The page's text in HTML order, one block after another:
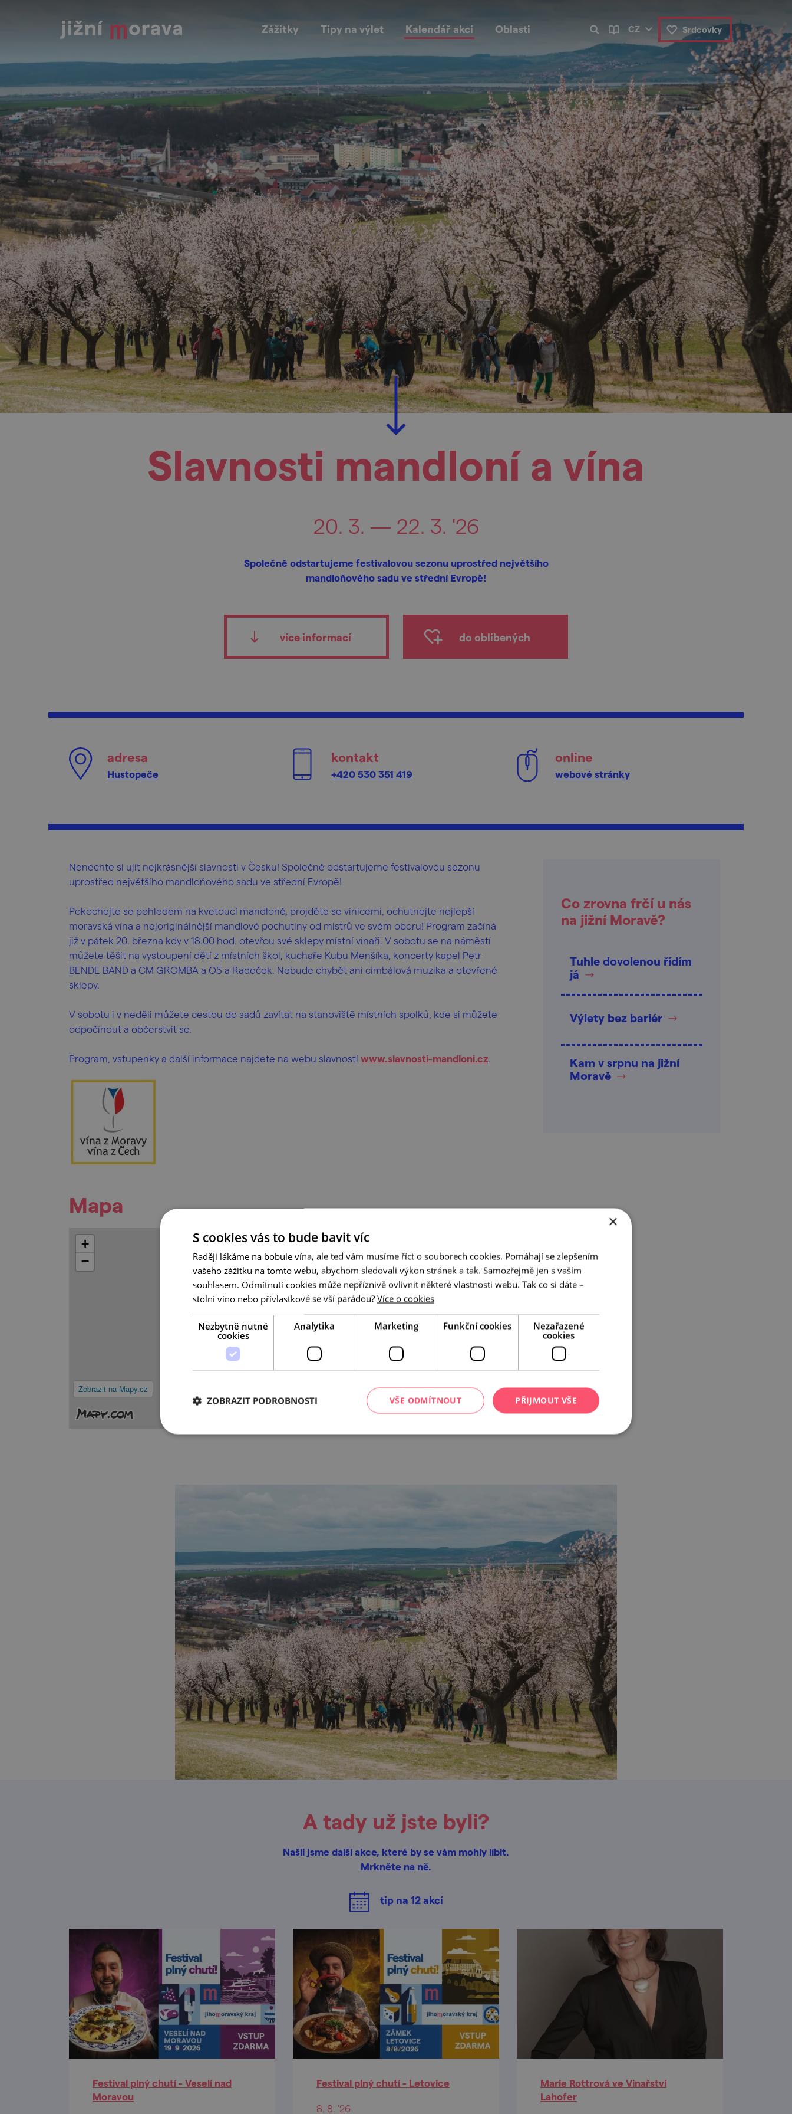
Zážitky Tipy na výlet Kalendář akcí Oblasti CZ Srdcovky
Slavnosti mandloní a vína
20. 3. — 22. 3. '26
Společně odstartujeme festivalovou sezonu uprostřed největšího
mandloňového sadu ve střední Evropě!
více informací do oblíbených
adresa
Hustopeče
kontakt
+420 530 351 419
online
webové stránky
Nenechte si ujít nejkrásnější slavnosti v Česku! Společně odstartujeme festivalovou sezonu
uprostřed největšího mandloňového sadu ve střední Evropě!
Pokochejte se pohledem na kvetoucí mandloně, projděte se vinicemi, ochutnejte nejlepší
moravská vína a nejoriginálnější mandlové pochutiny od mistrů ve svém oboru! Program začíná
již v pátek 20. března kdy v 18.00 hod. otevřou své sklepy místní vinaři. V sobotu se na náměstí
můžete těšit na vystoupení dětí z místních škol, kuchaře Kubu Menšíka, koncerty kapel Petr
BENDE BAND a CM GROMBA a O5 a Radeček. Nebude chybět ani cimbálová muzika a otevřené
sklepy.
V sobotu i v neděli můžete cestou do sadů zavítat na stanoviště místních spolků, kde si můžete
odpočinout a občerstvit se.
Program, vstupenky a další informace najdete na webu slavností www.slavnosti-mandloni.cz.
Mapa
Zobrazit na Mapy.cz
+
−
Co zrovna frčí u nás
na jižní Moravě?
Tuhle dovolenou řídím
já
Výlety bez bariér
Kam v srpnu na jižní
Moravě
A tady už jste byli?
Našli jsme další akce, které by se vám mohly líbit.
Mrkněte na ně.
tip na 12akcí
Festival plný chutí - Veselí nad
Moravou
Festival plný chutí - Letovice
8. 8. '26
Marie Rottrová ve Vinařství
Lahofer
×
S cookies vás to bude bavit víc
Raději lákáme na bobule vína, ale teď vám musíme říct o souborech cookies. Pomáhají se zlepšením
vašeho zážitku na tomto webu, abychom sledovali výkon stránek a tak. Samozřejmě jen s vaším
souhlasem. Odmítnutí cookies může nepříznivě ovlivnit některé vlastnosti webu. Tak co si dáte –
stolní víno nebo přívlastkové se vší parádou? Více o cookies
Nezbytně nutné
cookies
Analytika Marketing Funkční cookies
Nezařazené
cookies
PŘIJMOUT VŠE
VŠE ODMÍTNOUT
ZOBRAZIT PODROBNOSTI